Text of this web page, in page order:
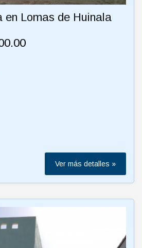
en Lomas de Huinala
Ver más detalles »